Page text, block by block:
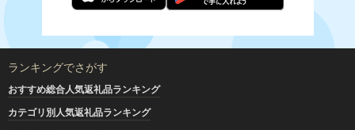
ランキングでさがす
おすすめ総合人気返礼品ランキング
カテゴリ別人気返礼品ランキング